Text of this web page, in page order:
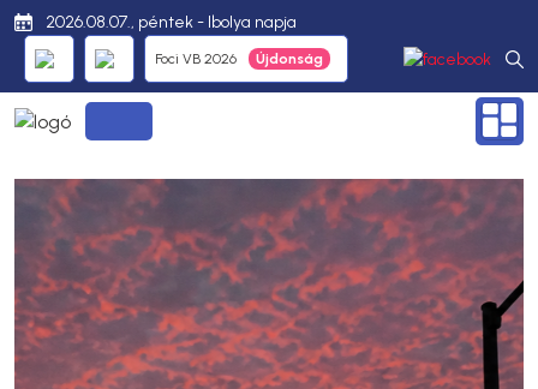
2026.08.07., péntek - Ibolya napja
Foci VB 2026